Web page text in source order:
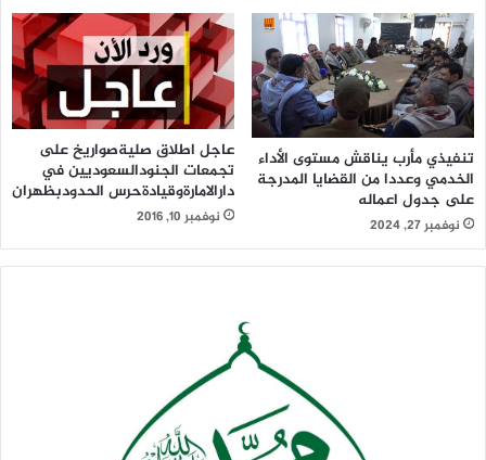
تنفيذي مأرب يناقش مستوى الأداء
الخدمي وعددا من القضايا المدرجة
على جدول اعماله
نوفمبر 27, 2024
عاجل اطلاق صليةصواريخ على
تجمعات الجنودالسعوديين في
دارالامارةوقيادةحرس الحدودبظهران
نوفمبر 10, 2016